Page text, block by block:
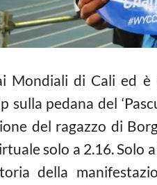
Mondiali di Cali ed
sulla pedana del
del ragazzo di
solo a 2.16. Solo
della